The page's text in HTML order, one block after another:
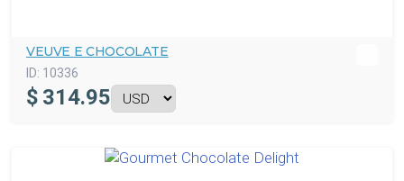
VEUVE E CHOCOLATE
ID: 10336
$ 314.95